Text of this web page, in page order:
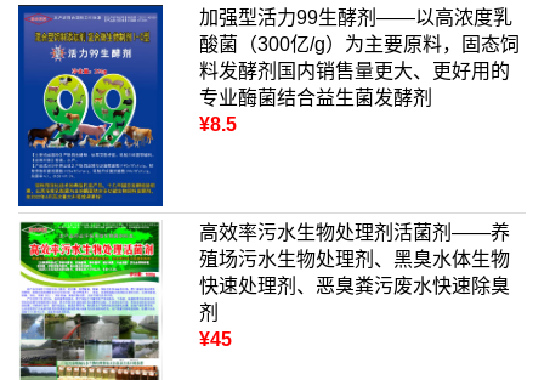
加强型活力99生酵剂——以高浓度乳
酸菌（300亿/g）为主要原料，固态饲
料发酵剂国内销售量更大、更好用的
专业酶菌结合益生菌发酵剂
¥8.5
高效率污水生物处理剂活菌剂——养
殖场污水生物处理剂、黑臭水体生物
快速处理剂、恶臭粪污废水快速除臭
剂
¥45